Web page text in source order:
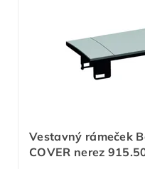
Vestavný rámeček
COVER nerez